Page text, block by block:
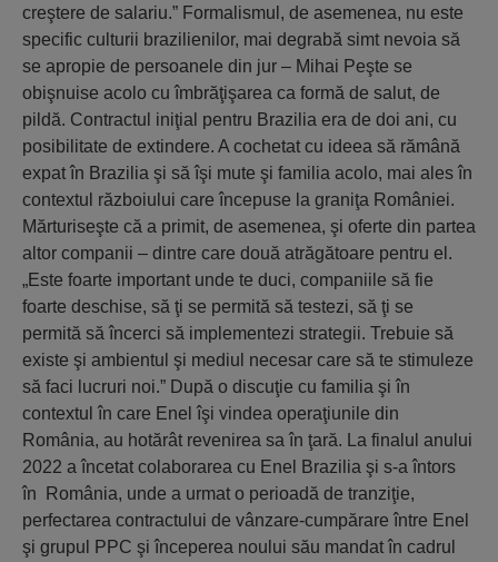
creştere de salariu.” Formalismul, de asemenea, nu este
specific culturii brazilienilor, mai degrabă simt nevoia să
se apropie de persoanele din jur – Mihai Peşte se
obişnuise acolo cu îmbrăţişarea ca formă de salut, de
pildă. Contractul iniţial pentru Brazilia era de doi ani, cu
posibilitate de extindere. A cochetat cu ideea să rămână
expat în Brazilia şi să îşi mute şi familia acolo, mai ales în
contextul războiului care începuse la graniţa României.
Mărturiseşte că a primit, de asemenea, şi oferte din partea
altor companii – dintre care două atrăgătoare pentru el.
„Este foarte important unde te duci, companiile să fie
foarte deschise, să ţi se permită să testezi, să ţi se
permită să încerci să implementezi strategii. Trebuie să
existe şi ambientul şi mediul necesar care să te stimuleze
să faci lucruri noi.” După o discuţie cu familia şi în
contextul în care Enel îşi vindea operaţiunile din
România, au hotărât revenirea sa în ţară. La finalul anului
2022 a încetat colaborarea cu Enel Brazilia şi s-a întors
în România, unde a urmat o perioadă de tranziţie,
perfectarea contractului de vânzare-cumpărare între Enel
şi grupul PPC şi începerea noului său mandat în cadrul